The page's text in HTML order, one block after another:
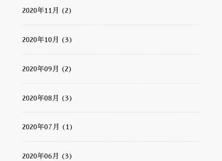
2020年11月 (2)
2020年10月 (3)
2020年09月 (2)
2020年08月 (3)
2020年07月 (1)
2020年06月 (3)